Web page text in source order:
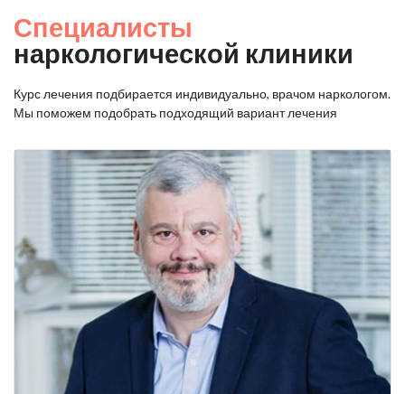
Специалисты
наркологической клиники
Курс лечения подбирается индивидуально, врачом наркологом.
Мы поможем подобрать подходящий вариант лечения